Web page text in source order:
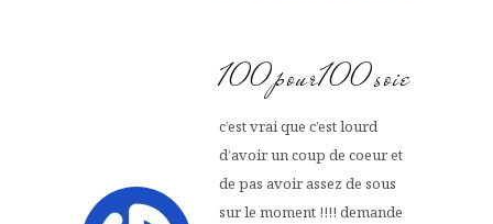
100pour100soie
c’est vrai que c’est lourd
d’avoir un coup de coeur et
de pas avoir assez de sous
sur le moment !!!! demande